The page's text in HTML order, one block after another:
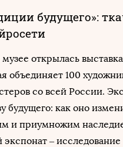
будущего»:
открылась
объединяет 100
со всей России.
будущего: как оно
и приумножим
– исследование